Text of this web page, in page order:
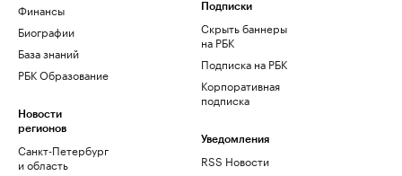
Финансы
Биографии
База знаний
РБК Образование
Новости
регионов
Санкт-Петербург
и область
Подписки
Скрыть баннеры
на РБК
Подписка на РБК
Корпоративная
подписка
Уведомления
RSS Новости